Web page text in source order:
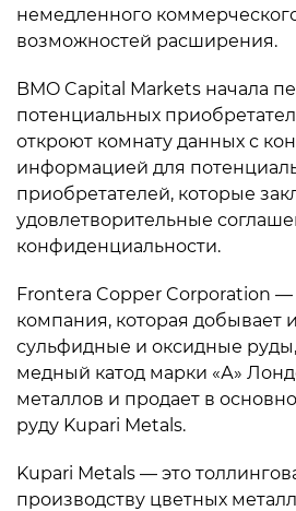
немедленного
возможностей расширения.
BMO Capital Markets начала
потенциальных
откроют комнату данных с
информацией для
приобретателей, которые
удовлетворительные
конфиденциальности.
Frontera Copper Corporation
компания, которая добывает
сульфидные и оксидные
медный катод марки «А»
металлов и продает в
руду Kupari Metals.
Kupari Metals — это
производству цветных